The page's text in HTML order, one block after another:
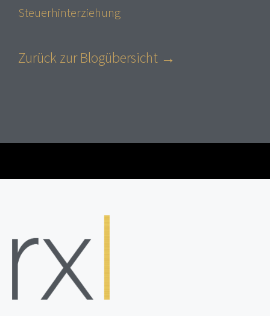
Steuerhinterziehung
Zurück zur Blogübersicht →